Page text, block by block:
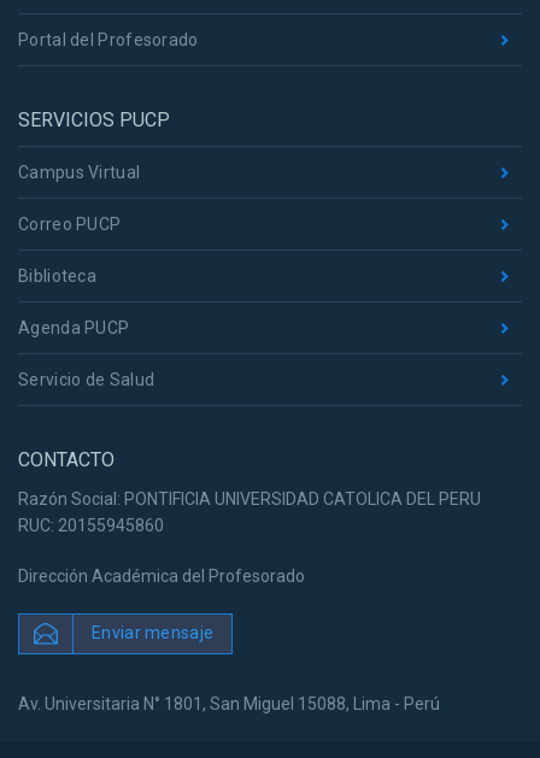
Portal del Profesorado
SERVICIOS PUCP
Campus Virtual
Correo PUCP
Biblioteca
Agenda PUCP
Servicio de Salud
CONTACTO
Razón Social: PONTIFICIA UNIVERSIDAD CATOLICA DEL PERU
RUC: 20155945860
Dirección Académica del Profesorado
Enviar mensaje
Av. Universitaria N° 1801, San Miguel 15088, Lima - Perú